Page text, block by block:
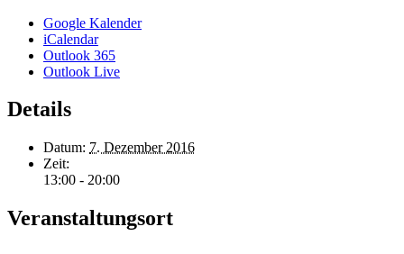
Google Kalender
iCalendar
Outlook 365
Outlook Live
Details
Datum: 7. Dezember 2016
Zeit:
13:00 - 20:00
Veranstaltungsort